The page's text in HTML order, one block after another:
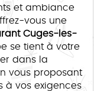
et ambiance
vous une
Cuges-les-
se tient à votre
dans la
vous proposant
à vos exigences